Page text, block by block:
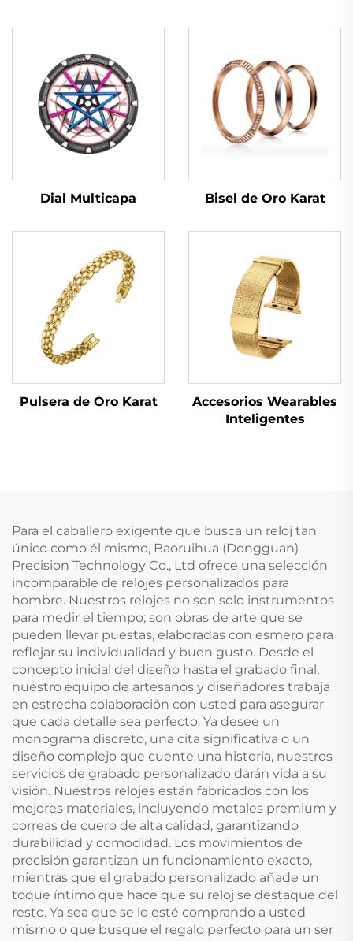
Dial Multicapa Bisel de Oro Karat
Pulsera de Oro Karat
Accesorios Wearables
Inteligentes
Para el caballero exigente que busca un reloj tan
único como él mismo, Baoruihua (Dongguan)
Precision Technology Co., Ltd ofrece una selección
incomparable de relojes personalizados para
hombre. Nuestros relojes no son solo instrumentos
para medir el tiempo; son obras de arte que se
pueden llevar puestas, elaboradas con esmero para
reflejar su individualidad y buen gusto. Desde el
concepto inicial del diseño hasta el grabado final,
nuestro equipo de artesanos y diseñadores trabaja
en estrecha colaboración con usted para asegurar
que cada detalle sea perfecto. Ya desee un
monograma discreto, una cita significativa o un
diseño complejo que cuente una historia, nuestros
servicios de grabado personalizado darán vida a su
visión. Nuestros relojes están fabricados con los
mejores materiales, incluyendo metales premium y
correas de cuero de alta calidad, garantizando
durabilidad y comodidad. Los movimientos de
precisión garantizan un funcionamiento exacto,
mientras que el grabado personalizado añade un
toque íntimo que hace que su reloj se destaque del
resto. Ya sea que se lo esté comprando a usted
mismo o que busque el regalo perfecto para un ser